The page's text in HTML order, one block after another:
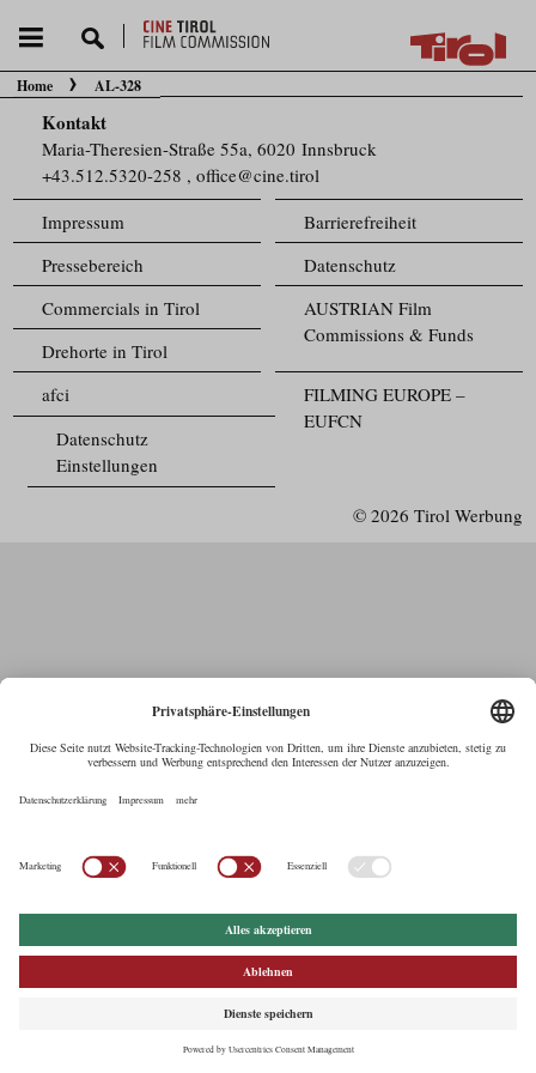
Sie befinden sich hier:
Home AL-328
Kontakt
Maria-Theresien-Straße 55a, 6020 Innsbruck
+43.512.5320-258 ,office@cine.tirol
Impressum
Barrierefreiheit
Pressebereich
Datenschutz
Commercials in Tirol
AUSTRIAN Film
Commissions & Funds
Drehorte in Tirol
FILMING EUROPE –
EUFCN
afci
Datenschutz
Einstellungen
© 2026 Tirol Werbung